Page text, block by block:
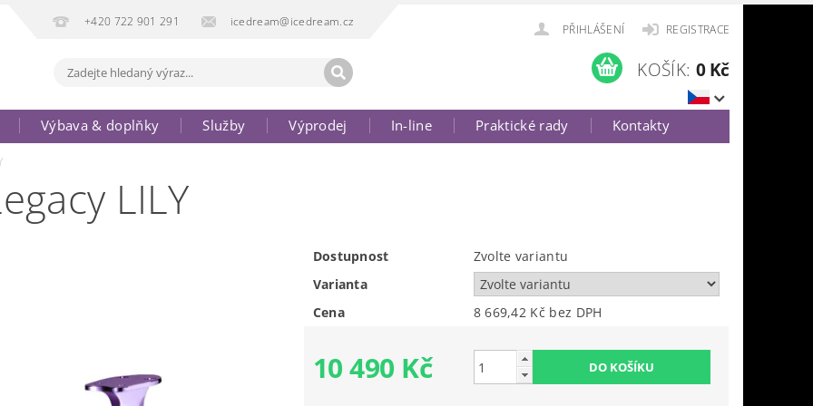
+420 722 901 291 icedream@icedream.cz
PŘIHLÁŠENÍ REGISTRACE
KOŠÍK: 0 Kč
Výbava & doplňky Služby Výprodej In-line Praktické rady
Kontakty
LILY
Dostupnost
Zvolte variantu
Varianta
Cena
8 669,42 Kč bez DPH
10 490 Kč